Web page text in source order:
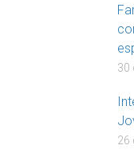
30
26